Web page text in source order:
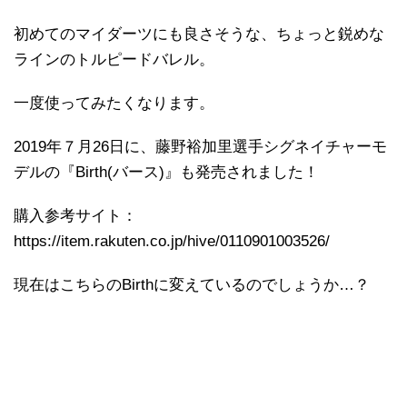
初めてのマイダーツにも良さそうな、ちょっと鋭めな
ラインのトルピードバレル。
一度使ってみたくなります。
2019年７月26日に、藤野裕加里選手シグネイチャーモ
デルの『Birth(バース)』も発売されました！
購入参考サイト：
https://item.rakuten.co.jp/hive/0110901003526/
現在はこちらのBirthに変えているのでしょうか…？